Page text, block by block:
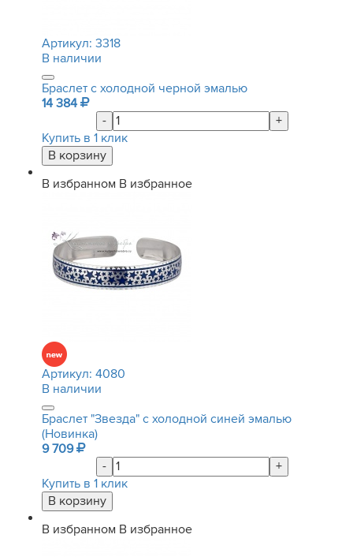
Артикул: 3318
В наличии
Браслет с холодной черной эмалью
14 384
-
+
Купить в 1 клик
В избранном В избранное
Артикул: 4080
В наличии
Браслет "Звезда" с холодной синей эмалью
(Новинка)
9 709
-
+
Купить в 1 клик
В избранном В избранное